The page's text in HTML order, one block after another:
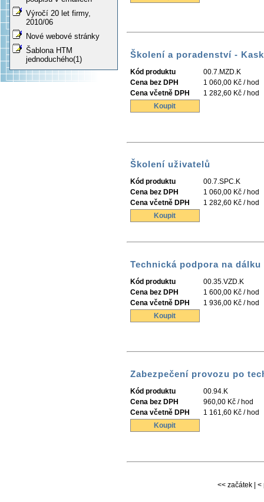
Výročí 20 let firmy,
2010/06
Nové webové stránky
Šablona HTM
jednoduchého(1)
Školení a poradenství -
Kód produktu
00.7.MZD.K
Cena bez DPH
1 060,00 Kč / hod
Cena včetně DPH
1 282,60 Kč / hod
Koupit
Školení uživatelů
Kód produktu
00.7.SPC.K
Cena bez DPH
1 060,00 Kč / hod
Cena včetně DPH
1 282,60 Kč / hod
Koupit
Technická podpora na dálku
Kód produktu
00.35.VZD.K
Cena bez DPH
1 600,00 Kč / hod
Cena včetně DPH
1 936,00 Kč / hod
Koupit
Zabezpečení provozu po
Kód produktu
00.94.K
Cena bez DPH
960,00 Kč / hod
Cena včetně DPH
1 161,60 Kč / hod
Koupit
<< začátek |